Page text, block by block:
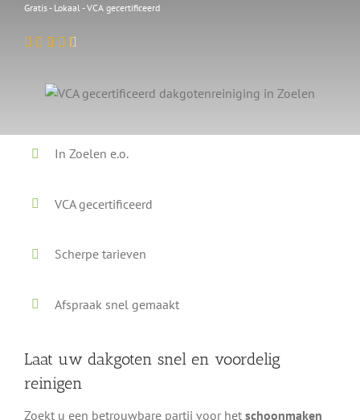
Gratis - Lokaal - VCA gecertificeerd
In Zoelen e.o.
VCA gecertificeerd
Scherpe tarieven
Afspraak snel gemaakt
Laat uw dakgoten snel en voordelig
reinigen
Zoekt u een betrouwbare partij voor het schoonmaken